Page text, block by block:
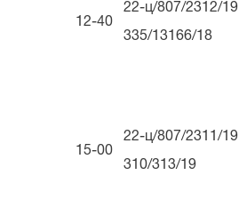
12-40
22-ц/807/2312/19
335/13166/18
15-00
22-ц/807/2311/19
310/313/19